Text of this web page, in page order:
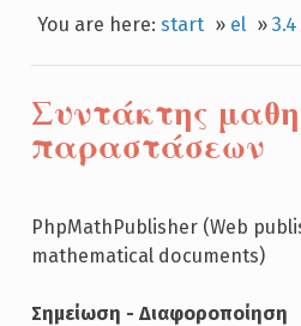
You are here:start » el »3.4
Συντάκτης
παραστάσεων
PhpMathPublisher (Web
mathematical documents)
Σημείωση - Διαφοροποίηση